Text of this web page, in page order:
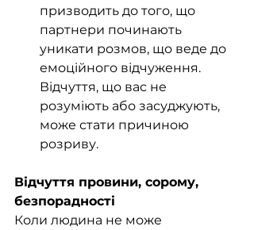
призводить до того, що
партнери починають
уникати розмов, що веде до
емоційного відчуження.
Відчуття, що вас не
розуміють або засуджують,
може стати причиною
розриву.
Відчуття провини, сорому,
безпорадності
Коли людина не може